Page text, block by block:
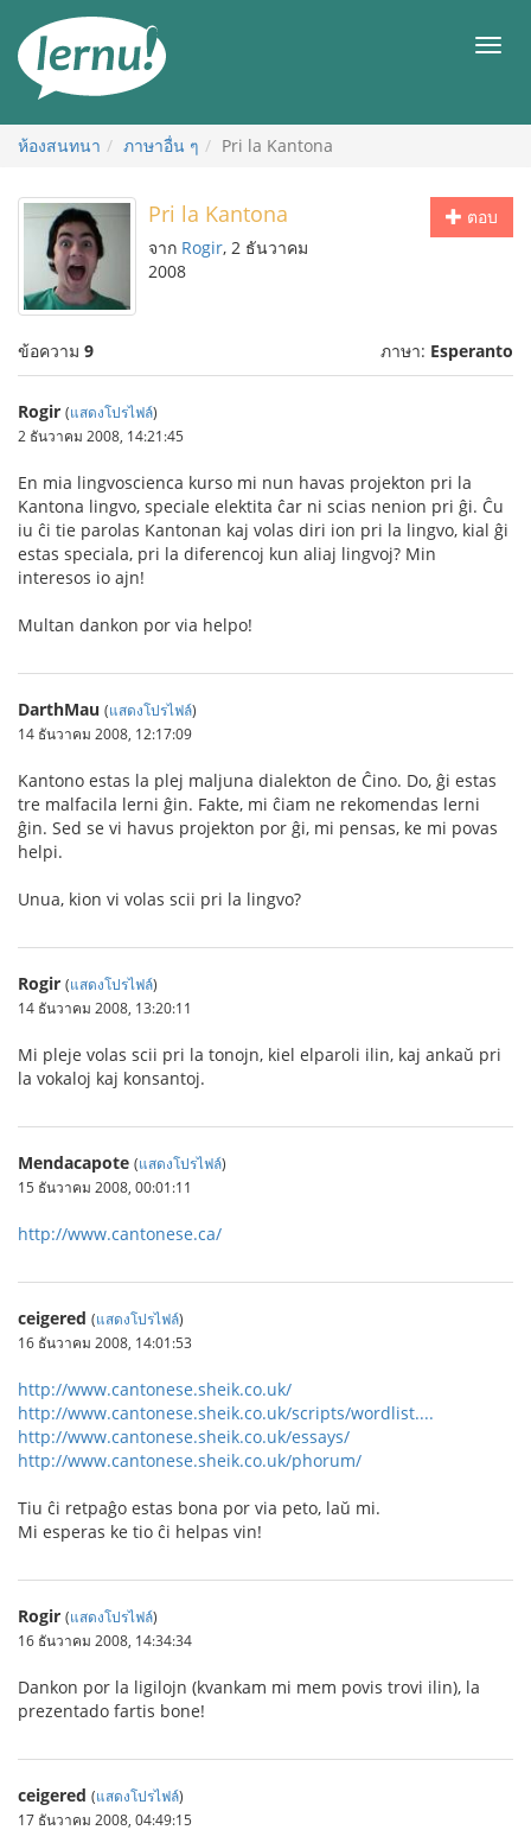
สารบัญ
เมนู
ห้องสนทนา ภาษาอื่น ๆ Pri la Kantona
ตอบ
Pri la Kantona
จาก Rogir, 2 ธันวาคม
2008
ข้อความ 9 ภาษา: Esperanto
Rogir (แสดงโปรไฟล์)
2 ธันวาคม 2008, 14:21:45
En mia lingvoscienca kurso mi nun havas projekton pri la
Kantona lingvo, speciale elektita ĉar ni scias nenion pri ĝi. Ĉu
iu ĉi tie parolas Kantonan kaj volas diri ion pri la lingvo, kial ĝi
estas speciala, pri la diferencoj kun aliaj lingvoj? Min
interesos io ajn!
Multan dankon por via helpo!
DarthMau (แสดงโปรไฟล์)
14 ธันวาคม 2008, 12:17:09
Kantono estas la plej maljuna dialekton de Ĉino. Do, ĝi estas
tre malfacila lerni ĝin. Fakte, mi ĉiam ne rekomendas lerni
ĝin. Sed se vi havus projekton por ĝi, mi pensas, ke mi povas
helpi.
Unua, kion vi volas scii pri la lingvo?
Rogir (แสดงโปรไฟล์)
14 ธันวาคม 2008, 13:20:11
Mi pleje volas scii pri la tonojn, kiel elparoli ilin, kaj ankaŭ pri
la vokaloj kaj konsantoj.
Mendacapote (แสดงโปรไฟล์)
15 ธันวาคม 2008, 00:01:11
http://www.cantonese.ca/
ceigered (แสดงโปรไฟล์)
16 ธันวาคม 2008, 14:01:53
http://www.cantonese.sheik.co.uk/
http://www.cantonese.sheik.co.uk/scripts/wordlist....
http://www.cantonese.sheik.co.uk/essays/
http://www.cantonese.sheik.co.uk/phorum/
Tiu ĉi retpaĝo estas bona por via peto, laŭ mi.
Mi esperas ke tio ĉi helpas vin!
Rogir (แสดงโปรไฟล์)
16 ธันวาคม 2008, 14:34:34
Dankon por la ligilojn (kvankam mi mem povis trovi ilin), la
prezentado fartis bone!
ceigered (แสดงโปรไฟล์)
17 ธันวาคม 2008, 04:49:15